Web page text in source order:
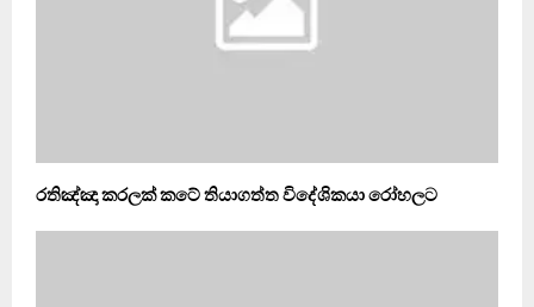
රතිඤ්ඤා කරලක් කටේ තියාගත්ත විදේශිකයා රෝහලට